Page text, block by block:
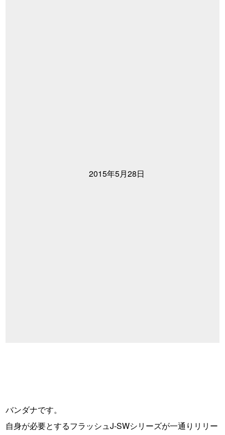
2015年5月28日
バンダナです。
自身が必要とするフラッシュJ-SWシリーズが一通りリリー